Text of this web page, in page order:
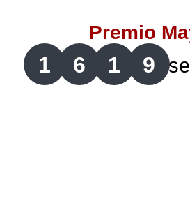
Lotería de Santander
Lotería del Cauca
Premio
1 6 1 9